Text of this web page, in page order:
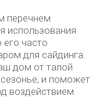
перечнем
использования
его часто
для сайдинга.
дом от талой
и поможет
воздействием